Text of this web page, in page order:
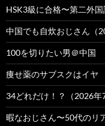
HSK3級に合格〜第二外
中国でも自炊おじさん（
100を切りたい男＠中国
痩せ薬のサブスクはイヤ
34どれだけ！？（2026年7
暇なおじさん〜50代のリ